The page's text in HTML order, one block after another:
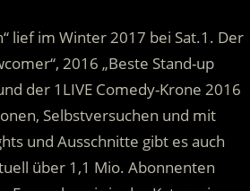
lief im Winter 2017 bei Sat.1. Der
2016 „Beste Stand-up
der 1LIVE Comedy-Krone 2016
Selbstversuchen und mit
und Ausschnitte gibt es auch
über 1,1 Mio. Abonnenten